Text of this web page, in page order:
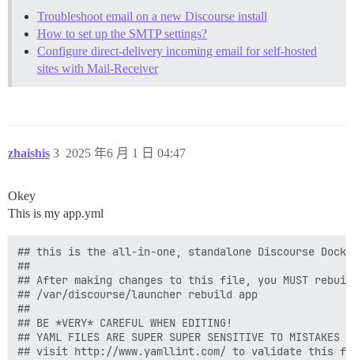
Troubleshoot email on a new Discourse install
How to set up the SMTP settings?
Configure direct-delivery incoming email for self-hosted
sites with Mail-Receiver
zhaishis 2025 年6 月 1 日 04:47
3
Okey
This is my app.yml
## this is the all-in-one, standalone Discourse
##
## After making changes to this file, you MUST
## /var/discourse/launcher rebuild app
##
## BE *VERY* CAREFUL WHEN EDITING!
## YAML FILES ARE SUPER SUPER SENSITIVE TO MISTAKES
## visit http://www.yamllint.com/ to validate this